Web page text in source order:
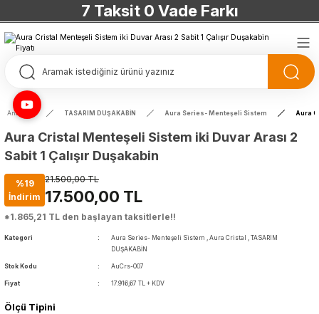
7 Taksit 0 Vade Farkı
TÜRKİYE’NİN HERYERİNE ÜCRETSİZ KARGO
TÜRKİYE’NİN HERYERİNE ÜCRETSİZ KARGO
TÜRKİYE’NİN HERYERİNE ÜCRETSİZ KARGO
TÜRKİYE’NİN HERYERİNE ÜCRETSİZ KARGO
Anasayfa TASARIM DUŞAKABİN Aura Series- Menteşeli Sistem Aura
Aura Cristal Menteşeli Sistem iki Duvar Arası 2
Sabit 1 Çalışır Duşakabin
%19
İndirim
21.500,00 TL
17.500,00 TL
*1.865,21 TL den başlayan taksitlerle!!
Kategori Aura Series- Menteşeli Sistem , Aura Cristal , TASARIM
DUŞAKABİN
Stok Kodu AuCrs-007
Fiyat 17.916,67 TL + KDV
Ölçü Tipini